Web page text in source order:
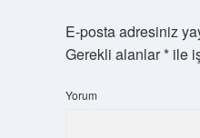
E-posta adresiniz
Gerekli alanlar*ile
Yorum